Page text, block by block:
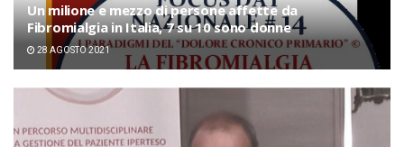
Un milione e mezzo di persone affette da
Fibromialgia in Italia, 7 su 10 sono donne
28 AGOSTO 2021